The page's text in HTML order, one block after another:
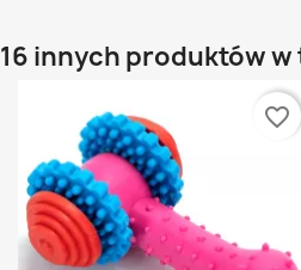
16 innych produktów
favorite_border